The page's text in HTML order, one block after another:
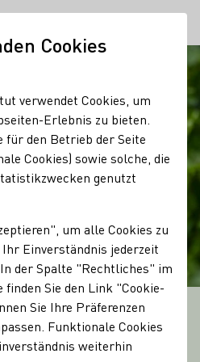
Startseite
UND GENUSS
Cookies
verwendet Cookies, um
Erlebnis zu bieten.
für den Betrieb der Seite
Cookies) sowie solche, die
genutzt
um alle Cookies zu
Einverständnis jederzeit
der Spalte "Rechtliches" im
finden Sie den Link "Cookie-
Sie Ihre Präferenzen
Funktionale Cookies
weiterhin